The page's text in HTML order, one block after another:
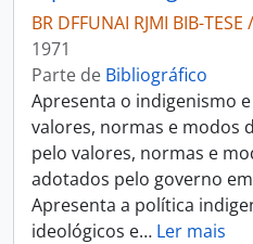
BR DFFUNAI RJMI BIB-
1971
Parte de Bibliográfico
Apresenta o indigenismo
valores, normas e modos
pelo valores, normas e
adotados pelo governo
Apresenta a política
ideológicos e… Ler mais